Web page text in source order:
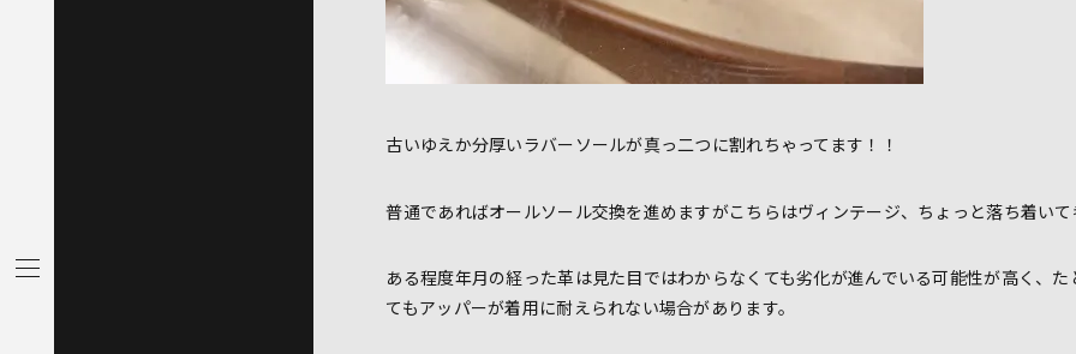
古いゆえか分厚いラバーソールが真っ二つに割れちゃってます！！
普通であればオールソール交換を進めますがこちらはヴィンテージ、ちょっと落ち着い
ある程度年月の経った革は見た目ではわからなくても劣化が進んでいる可能性が高く、
てもアッパーが着用に耐えられない場合があります。